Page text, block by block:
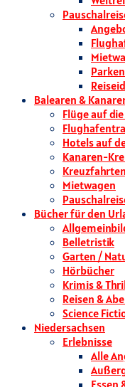
Balearen &
Flüge auf
Hotels auf
Kanaren-
Mietwagen
Bücher für den
Belletristik
Garten /
Hörbücher
Krimis &
Reisen &
Science
Niedersachsen
Erlebnisse
Alle